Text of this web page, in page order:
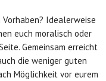
Idealerweise
euch moralisch oder
Gemeinsam erreicht
die weniger guten
Möglichkeit vor eurem